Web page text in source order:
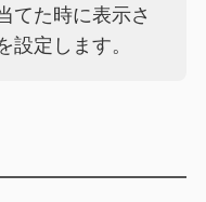
てた時に表示さ
設定します。